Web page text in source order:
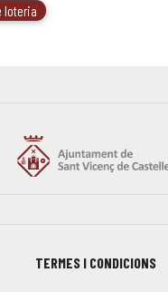
loteria
TERMES I CONDICIONS